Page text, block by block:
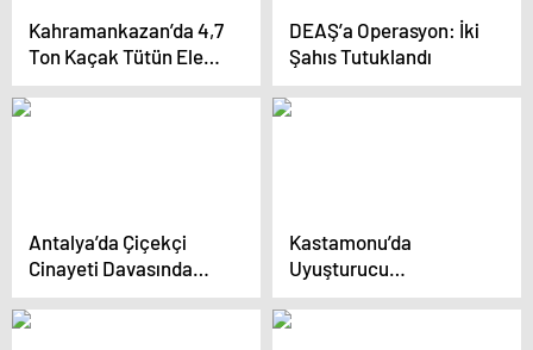
Kahramankazan’da 4,7
Ton Kaçak Tütün Ele
Geçirildi
DEAŞ’a Operasyon: İki
Şahıs Tutuklandı
Antalya’da Çiçekçi
Cinayeti Davasında
Gözyaşları
Kastamonu’da
Uyuşturucu
Operasyonu: 13 Gözaltı